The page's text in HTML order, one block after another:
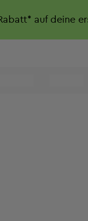
auf deine